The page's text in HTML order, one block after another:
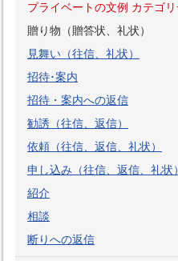
プライベートの文例 カテゴ
贈り物（贈答状、礼状）
見舞い（往信、礼状）
招待･案内
招待・案内への返信
勧誘（往信、返信）
依頼（往信、返信、礼状）
申し込み（往信、返信、礼状）
紹介
相談
断りへの返信